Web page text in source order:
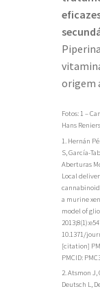
origem
Fotos: 1 –
Hans
1. Hernán
S, García-
Aberturas
Local
a murine
model of
10.1371/
[citation]
PMCID:
2. Atsmon J,
Deutsch L,